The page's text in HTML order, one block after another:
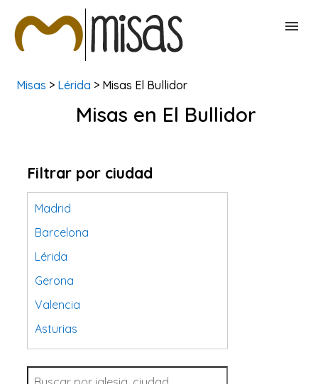
BUSCAR MISAS
Misas > Lérida > Misas El Bullidor
Misas en El Bullidor
Filtrar por ciudad
Madrid
Barcelona
Lérida
Gerona
Valencia
Asturias
Tarragona
Navarra